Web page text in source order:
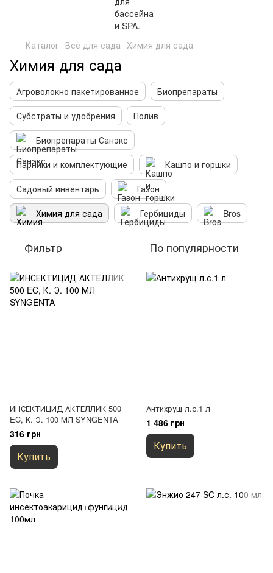
Каталог Всё для сада Химия для сада
Химия для сада
Агроволокно пакетированное
Биопрепараты
Субстраты и удобрения
Полив
Биопрепараты Санэкс
Парники и комплектующие
Кашпо и горшки
Садовый инвентарь
Газон
Химия для сада
Гербициды Bros
Фильтр По популярности
ИНСЕКТИЦИД АКТЕЛЛИК 500
EC, К. Э. 100 МЛ SYNGENTA
316 грн
Купить
Антихрущ л.с.1 л
1 486 грн
Купить